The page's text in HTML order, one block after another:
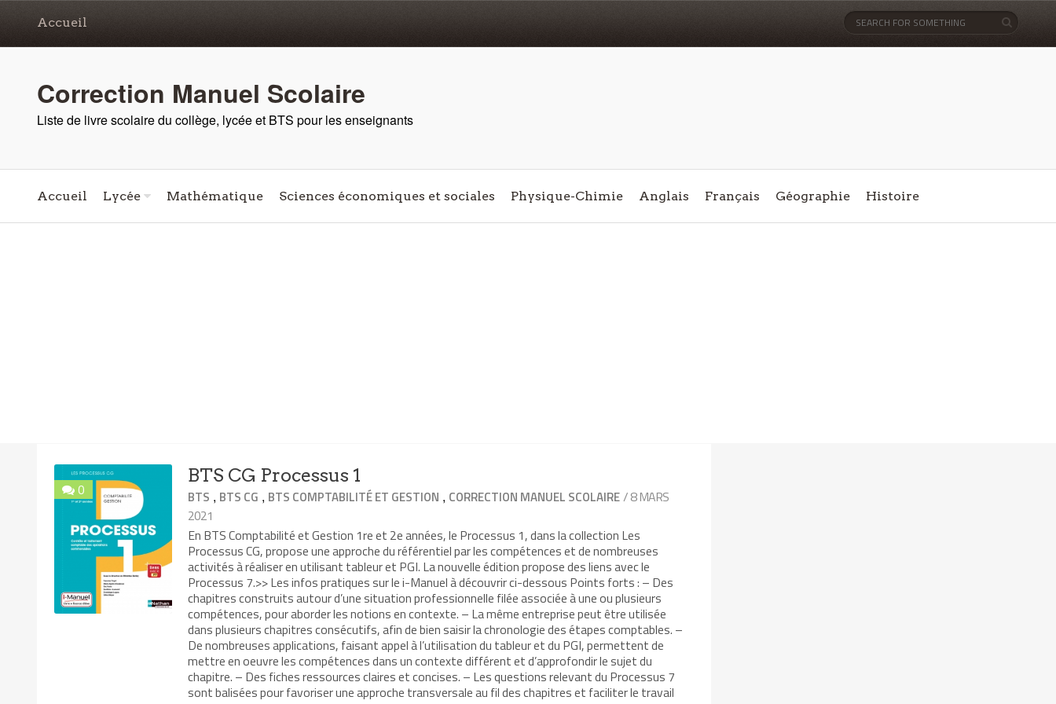
Accueil
Correction Manuel Scolaire
Liste de livre scolaire du collège, lycée et BTS pour les enseignants
Accueil Lycée Mathématique Sciences économiques et sociales Physique-Chimie Anglais Français Géographie Histoire
0
BTS CG Processus 1
BTS , BTS CG , BTS COMPTABILITÉ ET GESTION , CORRECTION MANUEL SCOLAIRE/ 8 MARS
2021
En BTS Comptabilité et Gestion 1re et 2e années, le Processus 1, dans la collection Les
Processus CG, propose une approche du référentiel par les compétences et de nombreuses
activités à réaliser en utilisant tableur et PGI. La nouvelle édition propose des liens avec le
Processus 7.>> Les infos pratiques sur le i-Manuel à découvrir ci-dessous Points forts : – Des
chapitres construits autour d’une situation professionnelle filée associée à une ou plusieurs
compétences, pour aborder les notions en contexte. – La même entreprise peut être utilisée
dans plusieurs chapitres consécutifs, afin de bien saisir la chronologie des étapes comptables. –
De nombreuses applications, faisant appel à l’utilisation du tableur et du PGI, permettent de
mettre en oeuvre les compétences dans un contexte différent et d’approfondir le sujet du
chapitre. – Des fiches ressources claires et concises. – Les questions relevant du Processus 7
sont balisées pour favoriser une approche transversale au fil des chapitres et faciliter le travail